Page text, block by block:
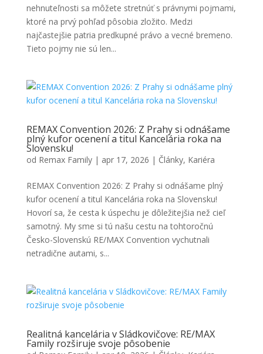
nehnuteľnosti sa môžete stretnúť s právnymi pojmami,
ktoré na prvý pohľad pôsobia zložito. Medzi
najčastejšie patria predkupné právo a vecné bremeno.
Tieto pojmy nie sú len...
REMAX Convention 2026: Z Prahy si odnášame
plný kufor ocenení a titul Kancelária roka na
Slovensku!
od Remax Family| apr 17, 2026 | Články, Kariéra
REMAX Convention 2026: Z Prahy si odnášame plný
kufor ocenení a titul Kancelária roka na Slovensku!
Hovorí sa, že cesta k úspechu je dôležitejšia než cieľ
samotný. My sme si tú našu cestu na tohtoročnú
Česko-Slovenskú RE/MAX Convention vychutnali
netradične autami, s...
Realitná kancelária v Sládkovičove: RE/MAX
Family rozširuje svoje pôsobenie